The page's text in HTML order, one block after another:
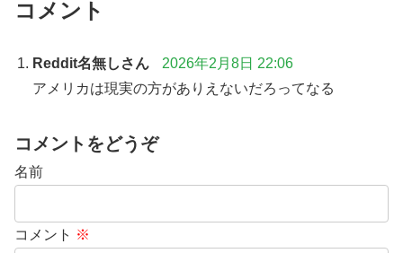
コメント
Reddit名無しさん
2026年2月8日 22:06
アメリカは現実の方がありえないだろってなる
コメントをどうぞ
名前
コメント ※